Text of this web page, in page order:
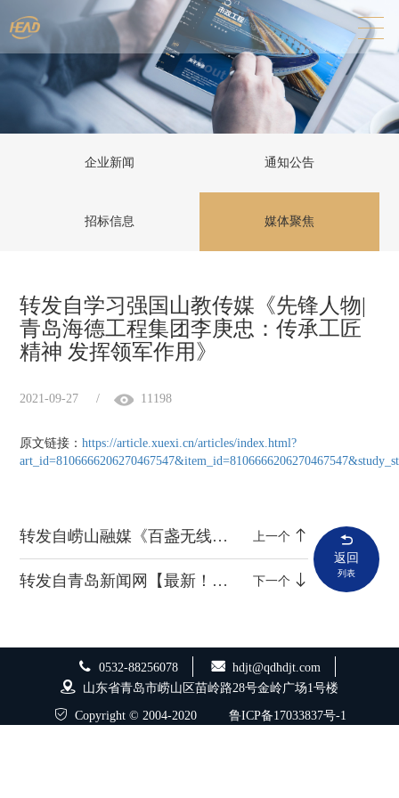
企业新闻 通知公告
招标信息 媒体聚焦
转发自学习强国山教传媒《先锋人物|
青岛海德工程集团李庚忠：传承工匠
精神 发挥领军作用》
2021-09-27 / 11198
原文链接：https://article.xuexi.cn/articles/index.html?
转发自崂山融媒《百盏无线灯 照亮抗疫路》 上一个
转发自青岛新闻网【最新！环湾路-长沙路立交桥工程首联混凝土箱梁顺利浇筑完成】 下一个
返回
列表
0532-88256078
hdjt@qdhdjt.com
山东省青岛市崂山区苗岭路28号金岭广场1号楼
Copyright © 2004-2020 鲁ICP备17033837号-1